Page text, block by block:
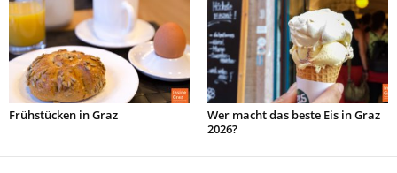
Frühstücken in Graz
Wer macht das beste Eis in Graz
2026?